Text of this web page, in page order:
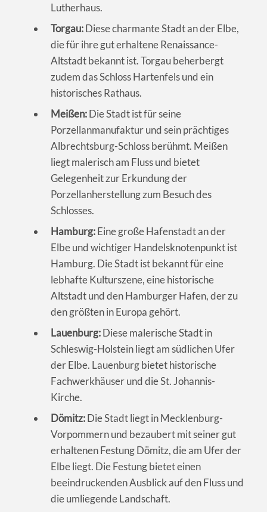
Lutherhaus.
Torgau:Diese charmante Stadt an der Elbe,
die für ihre gut erhaltene Renaissance-
Altstadt bekannt ist. Torgau beherbergt
zudem das Schloss Hartenfels und ein
historisches Rathaus.
Meißen:Die Stadt ist für seine
Porzellanmanufaktur und sein prächtiges
Albrechtsburg-Schloss berühmt. Meißen
liegt malerisch am Fluss und bietet
Gelegenheit zur Erkundung der
Porzellanherstellung zum Besuch des
Schlosses.
Hamburg:Eine große Hafenstadt an der
Elbe und wichtiger Handelsknotenpunkt ist
Hamburg. Die Stadt ist bekannt für eine
lebhafte Kulturszene, eine historische
Altstadt und den Hamburger Hafen, der zu
den größten in Europa gehört.
Lauenburg:Diese malerische Stadt in
Schleswig-Holstein liegt am südlichen Ufer
der Elbe. Lauenburg bietet historische
Fachwerkhäuser und die St. Johannis-
Kirche.
Dömitz:Die Stadt liegt in Mecklenburg-
Vorpommern und bezaubert mit seiner gut
erhaltenen Festung Dömitz, die am Ufer der
Elbe liegt. Die Festung bietet einen
beeindruckenden Ausblick auf den Fluss und
die umliegende Landschaft.